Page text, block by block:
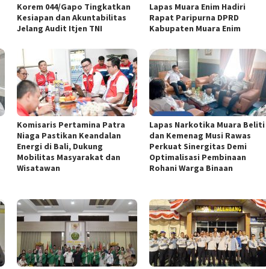
Korem 044/Gapo Tingkatkan
Kesiapan dan Akuntabilitas
Jelang Audit Itjen TNI
Lapas Muara Enim Hadiri
Rapat Paripurna DPRD
Kabupaten Muara Enim
Komisaris Pertamina Patra
Niaga Pastikan Keandalan
Energi di Bali, Dukung
Mobilitas Masyarakat dan
Wisatawan
Lapas Narkotika Muara Beliti
dan Kemenag Musi Rawas
Perkuat Sinergitas Demi
Optimalisasi Pembinaan
Rohani Warga Binaan